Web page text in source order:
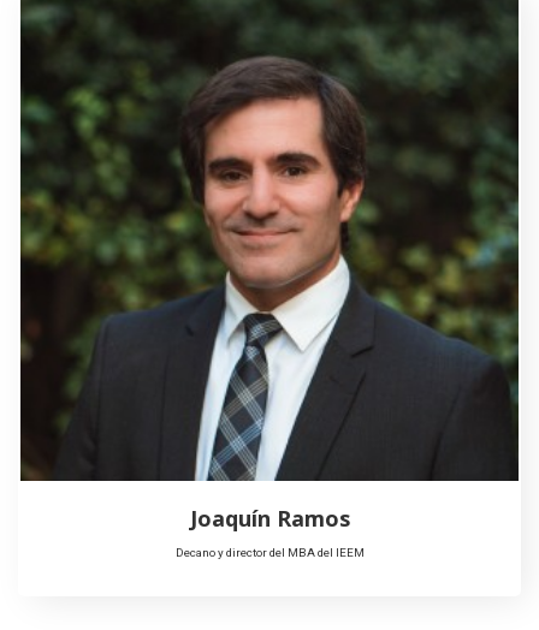
Joaquín Ramos
Decano y director del MBA del IEEM